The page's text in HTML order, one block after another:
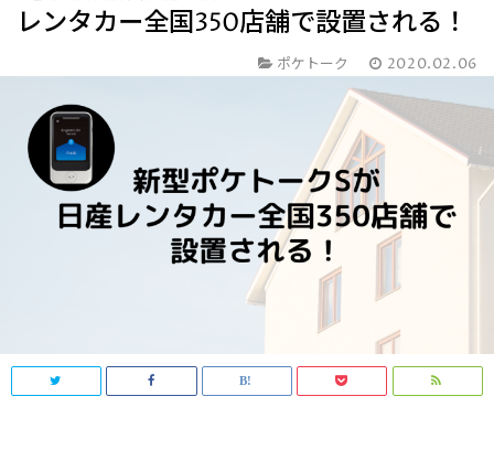
レンタカー全国350店舗で設置される！
ポケトーク 2020.02.06